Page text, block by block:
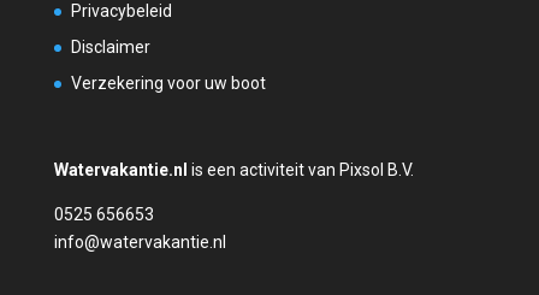
Privacybeleid
Disclaimer
Verzekering voor uw boot
Watervakantie.nl is een activiteit van Pixsol B.V.
0525 656653
info@watervakantie.nl